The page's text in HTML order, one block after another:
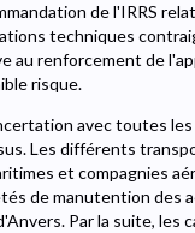
de l'IRRS
techniques
au renforcement de
risque.
avec toutes
Les différents
et compagnies
de manutention des
Par la suite, les